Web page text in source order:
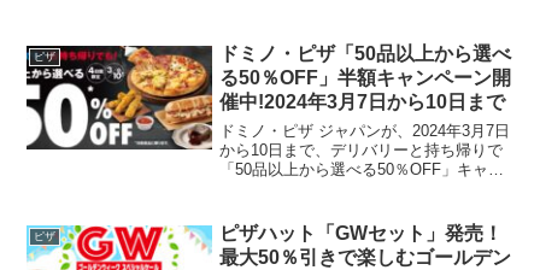
けでなく、豪華なアクリルスタンドやキ
ーホルダー＆缶バ...
ピザ
ドミノ・ピザ「50品以上から選べ
る50％OFF」半額キャンペーン開
催中!2024年3月7日から10日まで
ドミノ・ピザ ジャパンが、2024年3月7日
から10日まで、デリバリーと持ち帰りで
「50品以上から選べる50％OFF」キャン
ドメニューなど、対象商品50品以上が半
額にな...
ピザ
ピザハット「GWセット」発売！
最大50％引きで楽しむゴールデン